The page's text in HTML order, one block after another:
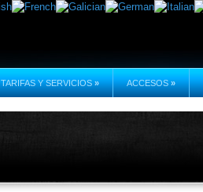
TARIFAS Y SERVICIOS » ACCESOS »